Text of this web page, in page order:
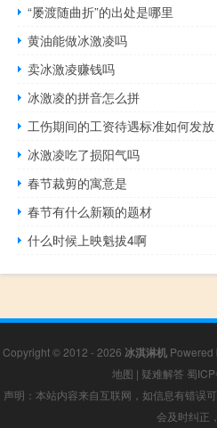
“屡渡随曲折”的出处是哪里
黄油能做冰激凌吗
卖冰激凌赚钱吗
冰激凌的拼音怎么拼
工伤期间的工资待遇标准如何发放
冰激凌吃了损阳气吗
春节裁剪的寓意是
春节有什么新颖的题材
什么时候上映魁拔4啊
Copyright © 2012 - 2026 冰淇淋机 Powered
地图 | 疑难解答 蜀
声明：本站内容来自互联网，如信息有错误
会及时纠正